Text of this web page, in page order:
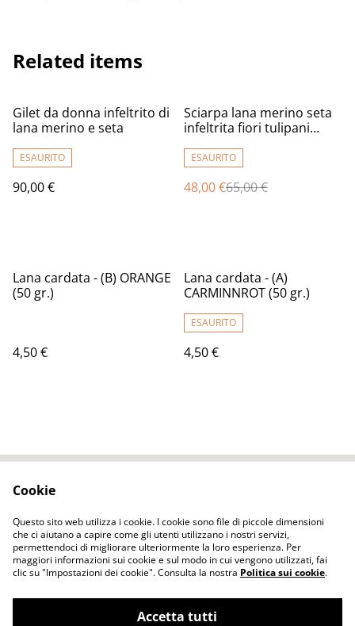
Related items
Gilet da donna infeltrito di
lana merino e seta
ESAURITO
90,00 €
%
Sciarpa lana merino seta
infeltrita fiori tulipani
paillettes donna fatto a
mano
ESAURITO
48,00 €65,00 €
Lana cardata - (B) ORANGE
(50 gr.)
4,50 €
Lana cardata - (A)
CARMINNROT (50 gr.)
ESAURITO
4,50 €
Privacy Policy
Cookie Policy
Cookie
Questo sito web utilizza i cookie. I cookie sono file di piccole dimensioni
che ci aiutano a capire come gli utenti utilizzano i nostri servizi,
permettendoci di migliorare ulteriormente la loro esperienza. Per
maggiori informazioni sui cookie e sul modo in cui vengono utilizzati, fai
clic su "Impostazioni dei cookie". Consulta la nostra Politica sui cookie.
Accetta tutti